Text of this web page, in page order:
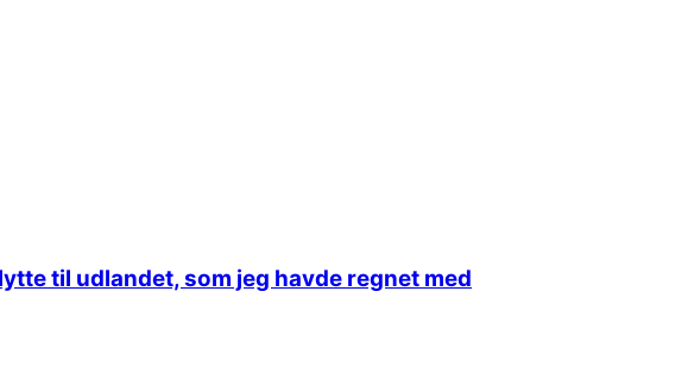
til udlandet, som jeg havde regnet med